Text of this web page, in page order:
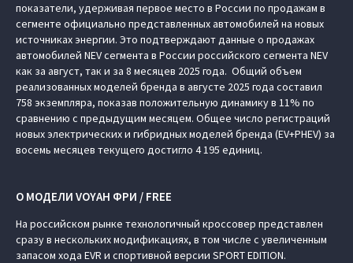
показатели, удерживая первое место в России по продажам в
сегменте официально представленных автомобилей на новых
источниках энергии. Это подтверждают данные о продажах
автомобилей NEV сегмента в России российского сегмента NEV
как за август, так и за 8 месяцев 2025 года. Общий объем
реализованных моделей бренда в августе 2025 года составил
758 экземпляра, показав положительную динамику в 11% по
сравнению с предыдущим месяцем. Общее число регистраций
новых электрических и гибридных моделей бренда (EV+PHEV) за
восемь месяцев текущего достигло 4 195 единиц.
О МОДЕЛИ VOYAH ФРИ / FREE
На российском рынке технологичный кроссовер представлен
сразу в нескольких модификациях, в том числе с увеличенным
запасом хода EVR и спортивной версии SPORT EDITION.